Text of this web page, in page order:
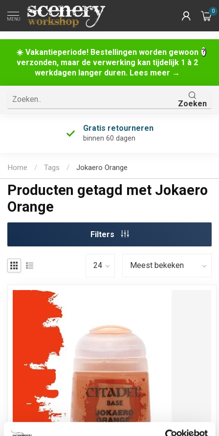
☀️ Vakantieperiode! Bestellingen worden gewoon
verzonden, maar de verwerking kan tijdelijk 1 à 2
werkdagen langer duren. Lees meer →
MENU
0
Zoeken
Gratis retourneren
binnen 60 dagen
Home / Tags / Jokaero Orange
Producten getagd met Jokaero
Orange
Filters